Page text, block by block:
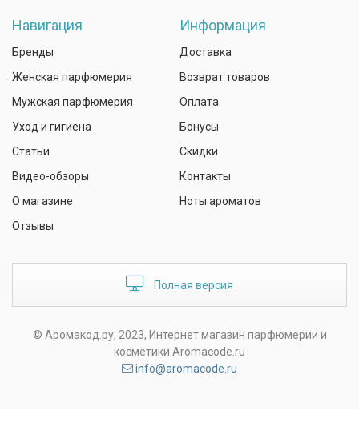
Навигация
Бренды
Женская парфюмерия
Мужская парфюмерия
Уход и гигиена
Статьи
Видео-обзоры
О магазине
Отзывы
Информация
Доставка
Возврат товаров
Оплата
Бонусы
Скидки
Контакты
Ноты ароматов
Полная версия
© Аромакод.ру, 2023, Интернет магазин парфюмерии и
косметики Aromacode.ru
info@aromacode.ru